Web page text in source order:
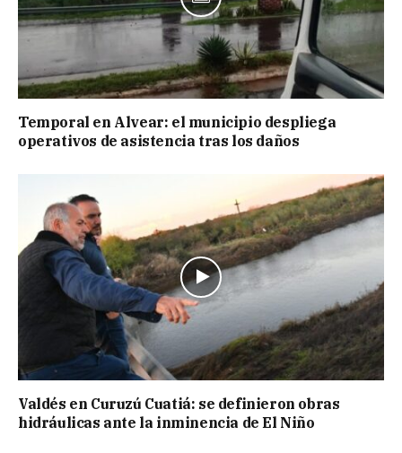
Temporal en Alvear: el municipio despliega
operativos de asistencia tras los daños
Valdés en Curuzú Cuatiá: se definieron obras
hidráulicas ante la inminencia de El Niño